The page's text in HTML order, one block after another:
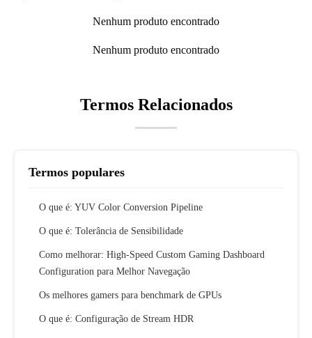
Nenhum produto encontrado
Nenhum produto encontrado
Termos Relacionados
Termos populares
O que é: YUV Color Conversion Pipeline
O que é: Tolerância de Sensibilidade
Como melhorar: High-Speed Custom Gaming Dashboard
Configuration para Melhor Navegação
Os melhores gamers para benchmark de GPUs
O que é: Configuração de Stream HDR